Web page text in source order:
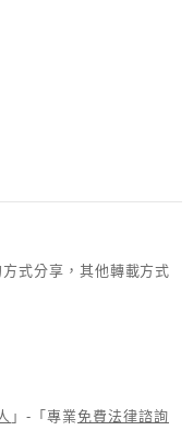
式分享，其他轉載方式
」-「專業免費法律諮詢